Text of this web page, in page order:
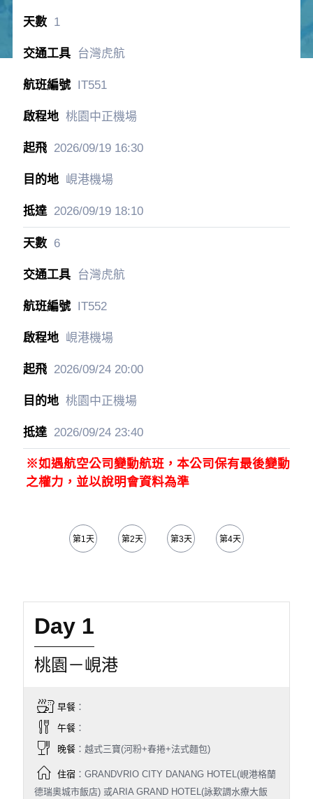
1
台灣虎航
IT551
桃園中正機場
2026/09/1916:30
峴港機場
2026/09/1918:10
6
台灣虎航
IT552
峴港機場
2026/09/2420:00
桃園中正機場
2026/09/2423:40
※如遇航空公司變動航班，本公司保有最後變動
之權力，並以說明會資料為準
第1天 第2天 第3天 第4天
Day 1
桃園－峴港
早餐：
午餐：
晚餐：越式三寶(河粉+春捲+法式麵包)
住宿：GRANDVRIO CITY DANANG HOTEL(峴港格蘭
德瑞奧城市飯店) 或ARIA GRAND HOTEL(詠歎調水療大飯